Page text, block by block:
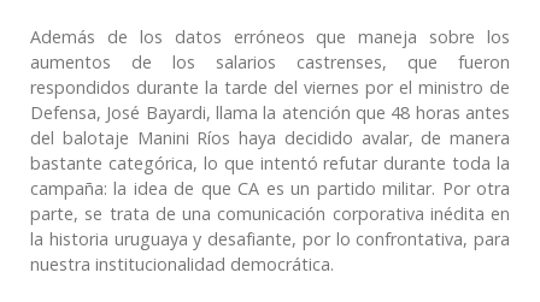
Además de los datos erróneos que maneja sobre los
aumentos de los salarios castrenses, que fueron
respondidos durante la tarde del viernes por el ministro de
Defensa, José Bayardi, llama la atención que 48 horas antes
del balotaje Manini Ríos haya decidido avalar, de manera
bastante categórica, lo que intentó refutar durante toda la
campaña: la idea de que CA es un partido militar. Por otra
parte, se trata de una comunicación corporativa inédita en
la historia uruguaya y desafiante, por lo confrontativa, para
nuestra institucionalidad democrática.